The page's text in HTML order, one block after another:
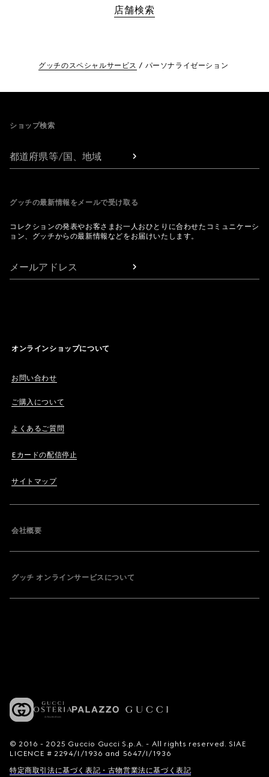
店舗検索
グッチのスペシャルサービス パーソナライゼーション
ショップ検索
都道府県等/国、地域
グッチの最新情報をメールで受け取る
コレクションの発表やお客さまお一人おひとりに合わせたコミュニケーシ
ョン、グッチからの最新情報などをお届けいたします。
メールアドレス
オンラインショップについて
お問い合わせ
ご購入について
よくあるご質問
Eカードの配信停止
サイトマップ
会社概要
グッチ オンラインサービスについて
© 2016 - 2025 Guccio Gucci S.p.A. - All rights reserved. SIAE
LICENCE # 2294/I/1936 and 5647/I/1936
特定商取引法に基づく表記・古物営業法に基づく表記